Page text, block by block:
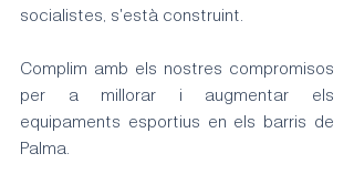
socialistes, s'està construint.
Complim amb els nostres compromisos
per a millorar i augmentar els
equipaments esportius en els barris de
Palma.